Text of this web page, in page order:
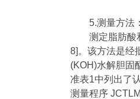
5.测量方法
测定脂肪酸和
8]。该方法是经
(KOH)水解胆固
准表1中列出了
测量程序